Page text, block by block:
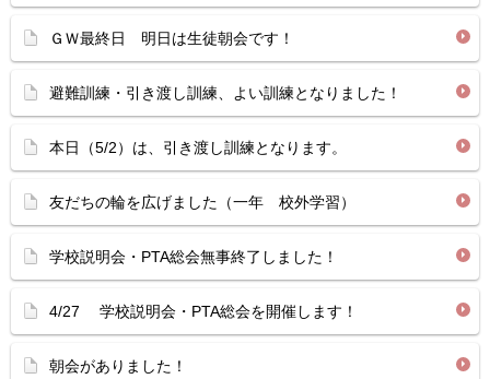
ＧＷ最終日 明日は生徒朝会です！
避難訓練・引き渡し訓練、よい訓練となりました！
本日（5/2）は、引き渡し訓練となります。
友だちの輪を広げました（一年 校外学習）
学校説明会・PTA総会無事終了しました！
4/27 学校説明会・PTA総会を開催します！
朝会がありました！